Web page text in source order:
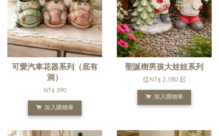
可愛汽車花器系列（底有
洞）
NT$ 390
加入購物車
聖誕樹男孩大娃娃系列
從 NT$ 2,580 起
加入購物車